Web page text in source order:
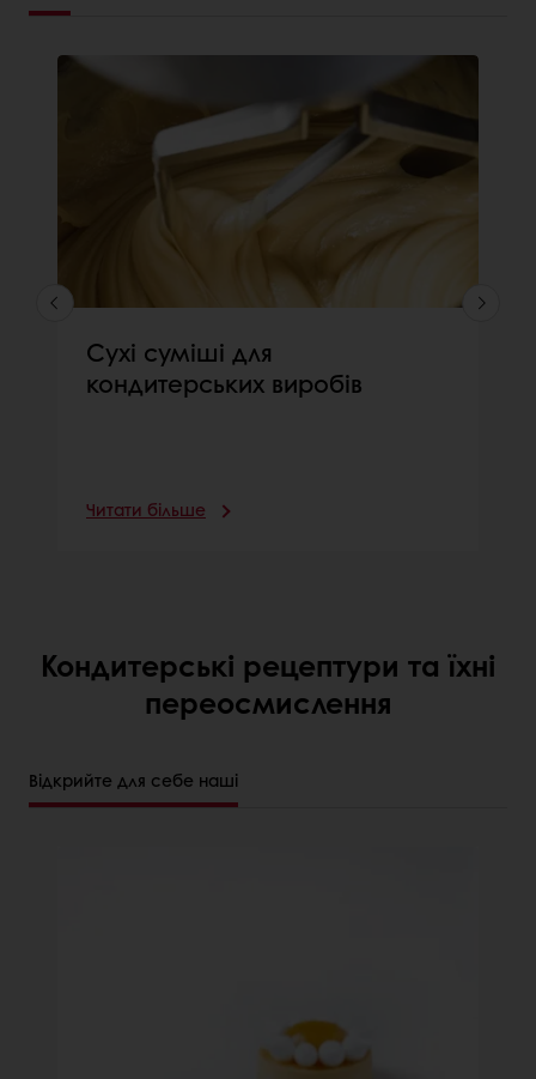
Сухі суміші для
кондитерських виробів
Читати більше
Кондитерські рецептури та їхні
переосмислення
Відкрийте для себе наші